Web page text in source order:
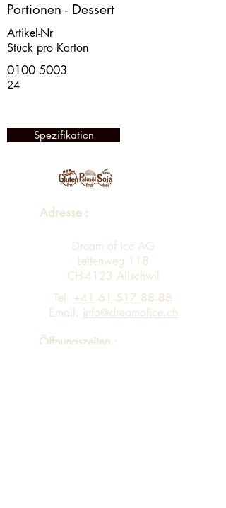
Portionen - Dessert
Artikel-Nr
Stück pro Karton
0100 5003
24
Spezifikation
Adresse :
Dream of Ice AG
Lettenweg 118
CH-4123 Allschwil
Tel. +41 61 517 88 88
Email: info@dreamofice.ch
Öffnungszeiten :